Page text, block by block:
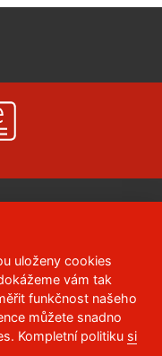
,Studentská 95
112, 466 036 113
uloženy cookies
vám tak
funkčnost našeho
můžete snadno
Kompletní politiku si